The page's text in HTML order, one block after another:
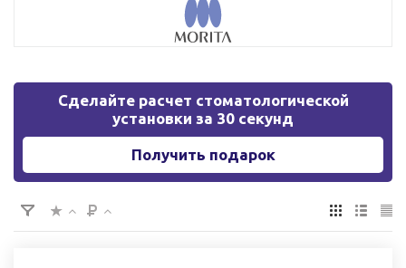
Сделайте расчет стоматологической
установки за 30 секунд
Получить подарок